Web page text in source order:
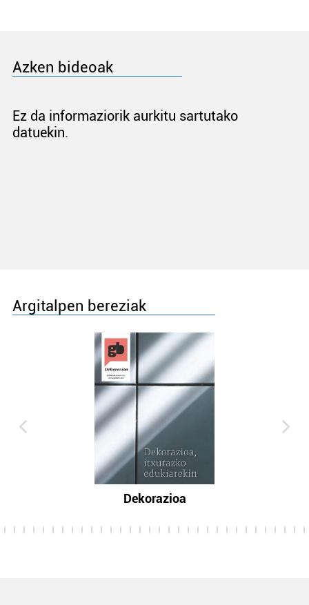
Azken bideoak
Ez da informaziorik aurkitu sartutako
datuekin.
Argitalpen bereziak
Dekorazioa